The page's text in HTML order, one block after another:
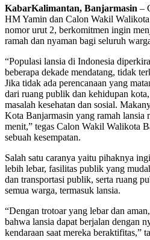
KabarKalimantan, Banjarmasin –
HM Yamin dan Calon Wakil
nomor urut 2, berkomitmen ingin
ramah dan nyaman bagi seluruh
“Populasi lansia di Indonesia
beberapa dekade mendatang, tidak
Jika tidak ada perencanaan yang
dari ruang publik dan kehidupan
masalah kesehatan dan sosial.
Kota Banjarmasin yang ramah
menit,” tegas Calon Wakil Walikota
sebuah kesempatan.
Salah satu caranya yaitu pihaknya
lebih lebar, fasilitas publik yang
dan transportasi publik, serta ruang
semua warga, termasuk lansia.
“Dengan trotoar yang lebar dan
bahwa lansia dapat berjalan dengan
kendaraan saat mereka beraktifitas,”